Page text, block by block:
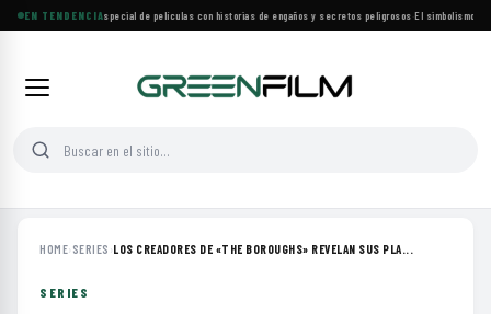
EN TENDENCIA
Lifetime estrena especial de películas con historias de engaños y secretos peligrosos·El simbolismo de
HOME› SERIES ›LOS CREADORES DE «THE BOROUGHS» REVELAN SUS PLA...
SERIES